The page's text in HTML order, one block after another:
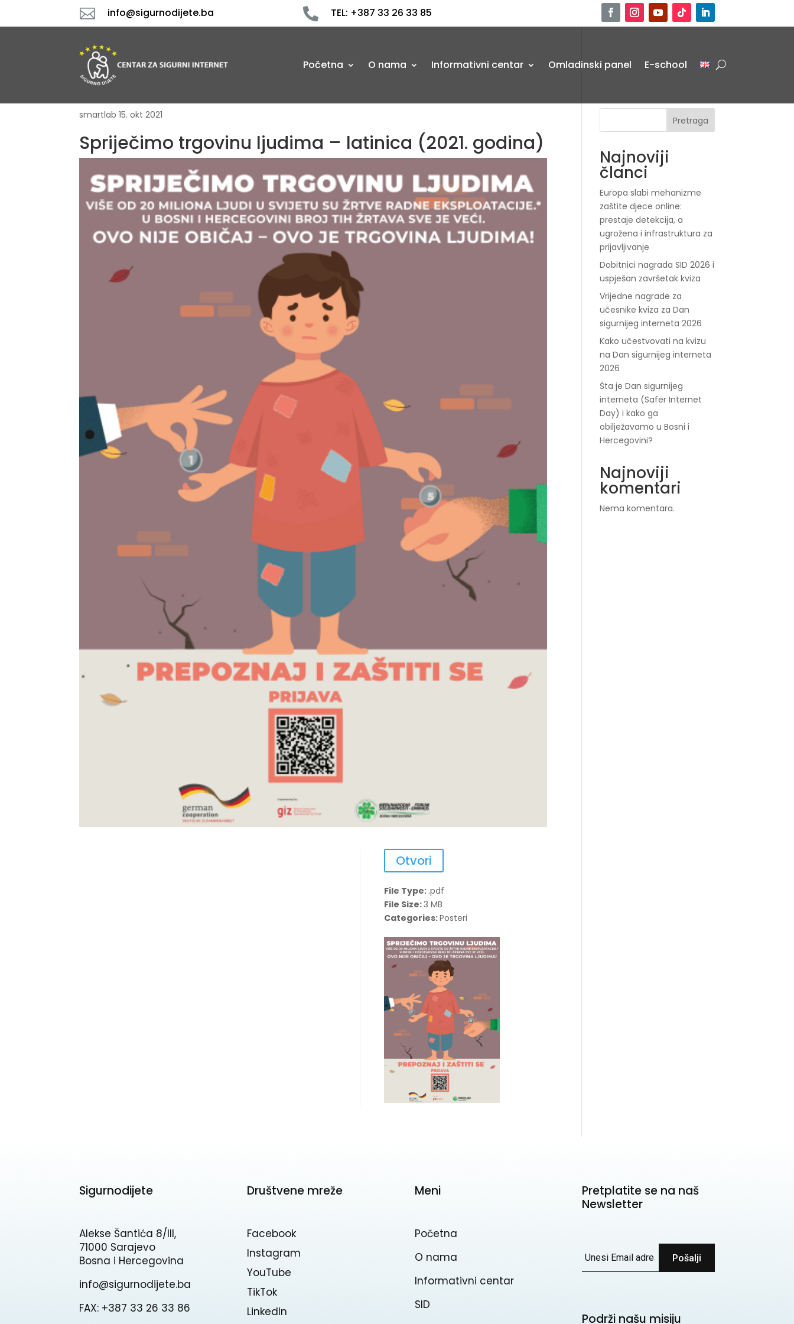
 info@sigurnodijete.ba  TEL: +387 33 26 33 85
Početna O nama Informativni centar Omladinski panel E-school
smartlab 15. okt 2021
Spriječimo trgovinu ljudima – latinica (2021. godina)
Otvori
File Type: .pdf
File Size:3 MB
Categories:Posteri
Pretraga
Najnoviji
članci
Europa slabi mehanizme
zaštite djece online:
prestaje detekcija, a
ugrožena i infrastruktura za
prijavljivanje
Dobitnici nagrada SID 2026 i
uspješan završetak kviza
Vrijedne nagrade za
učesnike kviza za Dan
sigurnijeg interneta 2026
Kako učestvovati na kvizu
na Dan sigurnijeg interneta
2026
Šta je Dan sigurnijeg
interneta (Safer Internet
Day) i kako ga
obilježavamo u Bosni i
Hercegovini?
Najnoviji
komentari
Nema komentara.
Sigurnodijete
Alekse Šantića 8/III,
71000 Sarajevo
Bosna i Hercegovina
info@sigurnodijete.ba
FAX: +387 33 26 33 86
Društvene mreže
Facebook
Instagram
YouTube
TikTok
Linkedln
Meni
Početna
O nama
Informativni centar
SID
Pretplatite se na naš
Newsletter
Pošalji
Podrži našu misiju